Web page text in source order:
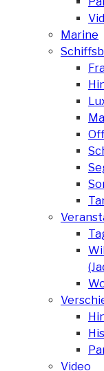
Marine
Video